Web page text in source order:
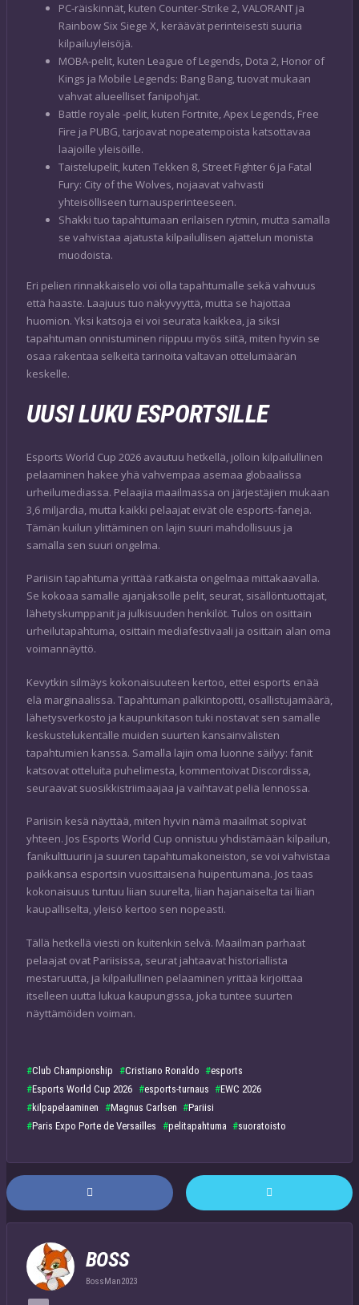
PC-räiskinnät, kuten Counter-Strike 2, VALORANT ja
Rainbow Six Siege X, keräävät perinteisesti suuria
kilpailuyleisöjä.
MOBA-pelit, kuten League of Legends, Dota 2, Honor of
Kings ja Mobile Legends: Bang Bang, tuovat mukaan
vahvat alueelliset fanipohjat.
Battle royale -pelit, kuten Fortnite, Apex Legends, Free
Fire ja PUBG, tarjoavat nopeatempoista katsottavaa
laajoille yleisöille.
Taistelupelit, kuten Tekken 8, Street Fighter 6 ja Fatal
Fury: City of the Wolves, nojaavat vahvasti
yhteisölliseen turnausperinteeseen.
Shakki tuo tapahtumaan erilaisen rytmin, mutta samalla
se vahvistaa ajatusta kilpailullisen ajattelun monista
muodoista.
Eri pelien rinnakkaiselo voi olla tapahtumalle sekä vahvuus
että haaste. Laajuus tuo näkyvyyttä, mutta se hajottaa
huomion. Yksi katsoja ei voi seurata kaikkea, ja siksi
tapahtuman onnistuminen riippuu myös siitä, miten hyvin se
osaa rakentaa selkeitä tarinoita valtavan ottelumäärän
keskelle.
UUSI LUKU ESPORTSILLE
Esports World Cup 2026 avautuu hetkellä, jolloin kilpailullinen
pelaaminen hakee yhä vahvempaa asemaa globaalissa
urheilumediassa. Pelaajia maailmassa on järjestäjien mukaan
3,6 miljardia, mutta kaikki pelaajat eivät ole esports-faneja.
Tämän kuilun ylittäminen on lajin suuri mahdollisuus ja
samalla sen suuri ongelma.
Pariisin tapahtuma yrittää ratkaista ongelmaa mittakaavalla.
Se kokoaa samalle ajanjaksolle pelit, seurat, sisällöntuottajat,
lähetyskumppanit ja julkisuuden henkilöt. Tulos on osittain
urheilutapahtuma, osittain mediafestivaali ja osittain alan oma
voimannäyttö.
Kevytkin silmäys kokonaisuuteen kertoo, ettei esports enää
elä marginaalissa. Tapahtuman palkintopotti, osallistujamäärä,
lähetysverkosto ja kaupunkitason tuki nostavat sen samalle
keskustelukentälle muiden suurten kansainvälisten
tapahtumien kanssa. Samalla lajin oma luonne säilyy: fanit
katsovat otteluita puhelimesta, kommentoivat Discordissa,
seuraavat suosikkistriimaajaa ja vaihtavat peliä lennossa.
Pariisin kesä näyttää, miten hyvin nämä maailmat sopivat
yhteen. Jos Esports World Cup onnistuu yhdistämään kilpailun,
fanikulttuurin ja suuren tapahtumakoneiston, se voi vahvistaa
paikkansa esportsin vuosittaisena huipentumana. Jos taas
kokonaisuus tuntuu liian suurelta, liian hajanaiselta tai liian
kaupalliselta, yleisö kertoo sen nopeasti.
Tällä hetkellä viesti on kuitenkin selvä. Maailman parhaat
pelaajat ovat Pariisissa, seurat jahtaavat historiallista
mestaruutta, ja kilpailullinen pelaaminen yrittää kirjoittaa
itselleen uutta lukua kaupungissa, joka tuntee suurten
näyttämöiden voiman.
Club Championship Cristiano Ronaldo
esports
Esports World Cup 2026
esports-turnaus
EWC 2026
kilpapelaaminen
Magnus Carlsen
Pariisi
Paris Expo Porte de Versailles
pelitapahtuma suoratoisto
BOSS
BossMan2023